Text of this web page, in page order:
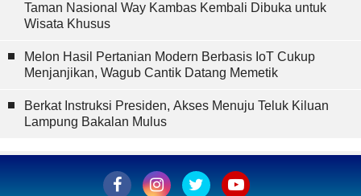
Taman Nasional Way Kambas Kembali Dibuka untuk
Wisata Khusus
Melon Hasil Pertanian Modern Berbasis IoT Cukup
Menjanjikan, Wagub Cantik Datang Memetik
Berkat Instruksi Presiden, Akses Menuju Teluk Kiluan
Lampung Bakalan Mulus